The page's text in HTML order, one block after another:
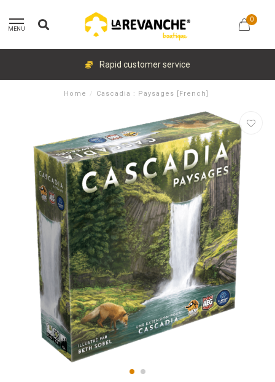
MENU
0
Rapid customer service
Home / Cascadia : Paysages [French]